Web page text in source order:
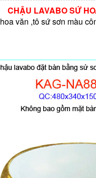
CHẬU LAVABO SỨ
hoa văn ,tô sứ sơn màu